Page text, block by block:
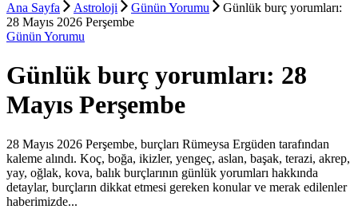
Ana Sayfa Astroloji Günün Yorumu
Günlük burç yorumları:
28 Mayıs 2026 Perşembe
Günün Yorumu
Günlük burç yorumları: 28
Mayıs Perşembe
28 Mayıs 2026 Perşembe, burçları Rümeysa Ergüden tarafından
kaleme alındı. Koç, boğa, ikizler, yengeç, aslan, başak, terazi, akrep,
yay, oğlak, kova, balık burçlarının günlük yorumları hakkında
detaylar, burçların dikkat etmesi gereken konular ve merak edilenler
haberimizde...